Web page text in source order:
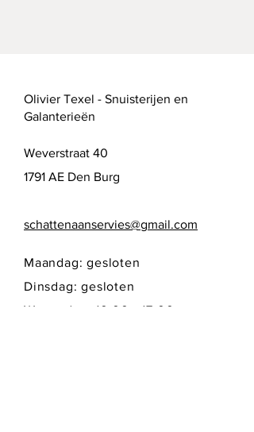
Olivier Texel - Snuisterijen en
Galanterieën
Weverstraat 40
1791 AE Den Burg
schattenaanservies@gmail.com
Maandag: gesloten
Dinsdag: gesloten
Woensdag: 10:00 - 17:00